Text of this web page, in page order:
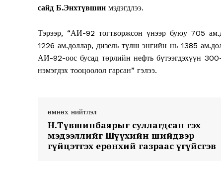
сайд Б.Энхтүвшин мэдэгдлээ.
Тэрээр, “АИ-92 тогтворжсон үнээр буюу 705
1226 ам.доллар, дизель түлш энгийн нь 1385
АИ-92-оос бусад төрлийн нефть бүтээгдэхүүн
нэмэгдэх тооцоолол гарсан” гэлээ.
өмнөх нийтлэл
Н.Түвшинбаярыг суллагдсан гэх
мэдээллийг Шүүхийн шийдвэр
гүйцэтгэх ерөнхий газраас үгүйсгэв